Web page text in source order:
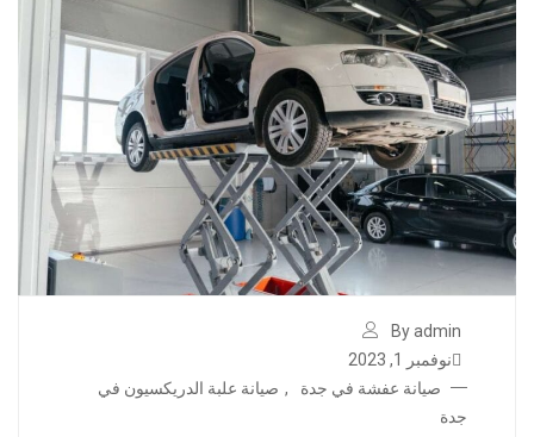
By admin
نوفمبر 1, 2023
صيانة عفشة في جدة
, صيانة علبة الدريكسيون في
جدة